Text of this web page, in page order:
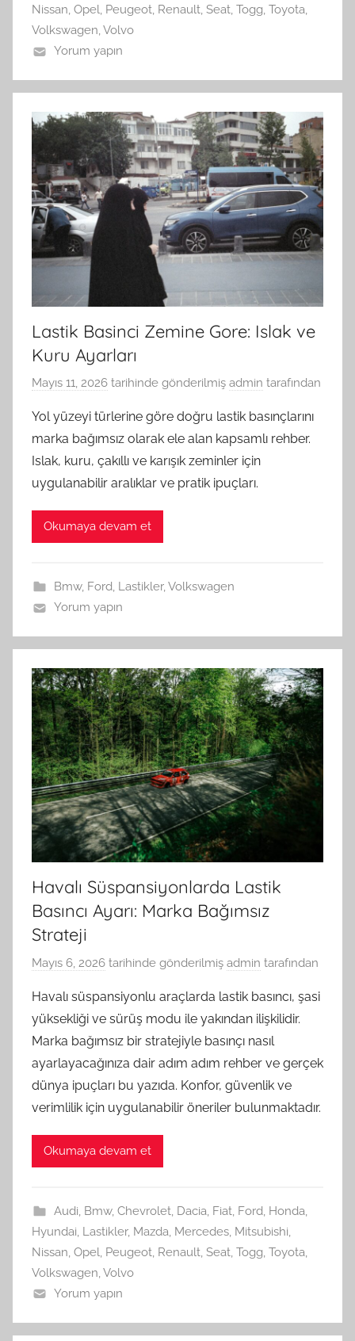
Nissan, Opel, Peugeot, Renault, Seat, Togg, Toyota,
Volkswagen,Volvo
Yorum yapın
Lastik Basinci Zemine Gore: Islak ve
Kuru Ayarları
Mayıs 11, 2026 tarihinde gönderilmiş admin tarafından
Yol yüzeyi türlerine göre doğru lastik basınçlarını
marka bağımsız olarak ele alan kapsamlı rehber.
Islak, kuru, çakıllı ve karışık zeminler için
uygulanabilir aralıklar ve pratik ipuçları.
Okumaya devam et
Bmw, Ford, Lastikler,Volkswagen
Yorum yapın
Havalı Süspansiyonlarda Lastik
Basıncı Ayarı: Marka Bağımsız
Strateji
Mayıs 6, 2026 tarihinde gönderilmiş admin tarafından
Havalı süspansiyonlu araçlarda lastik basıncı, şasi
yüksekliği ve sürüş modu ile yakından ilişkilidir.
Marka bağımsız bir stratejiyle basınçı nasıl
ayarlayacağınıza dair adım adım rehber ve gerçek
dünya ipuçları bu yazıda. Konfor, güvenlik ve
verimlilik için uygulanabilir öneriler bulunmaktadır.
Okumaya devam et
Audi, Bmw, Chevrolet, Dacia, Fiat, Ford, Honda,
Hyundai, Lastikler, Mazda, Mercedes, Mitsubishi,
Nissan, Opel, Peugeot, Renault, Seat, Togg, Toyota,
Volkswagen,Volvo
Yorum yapın